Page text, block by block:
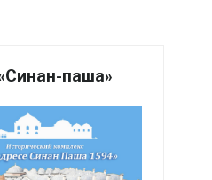
паша»